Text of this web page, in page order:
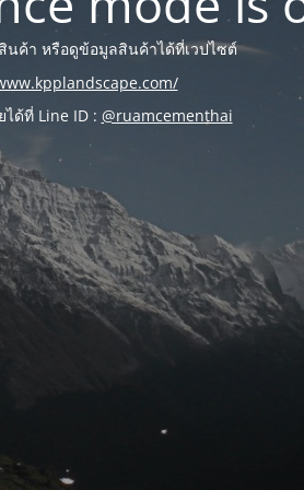
ค้า หรือดูข้อมูลสินค้าได้ที่เวปไซต์
ด้ที่ Line ID : @ruamcementhai